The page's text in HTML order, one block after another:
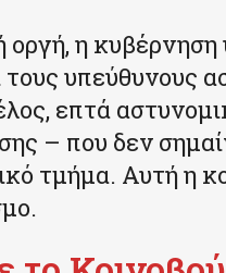
οργή, η
υπεύθυνους
επτά
– που δεν
τμήμα. Αυτή η